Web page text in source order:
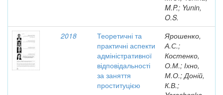
M.P.; Yunin,
O.S.
2018
Теоретичні та
практичні аспекти
адміністративної
відповідальності
за заняття
проституцією
Ярошенко,
А.С.;
Костенко,
О.М.; Іхно,
М.О.; Доній,
К.В.;